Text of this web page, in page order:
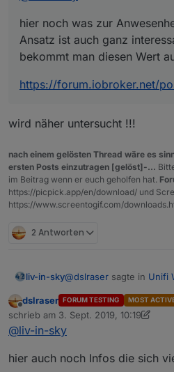
hier noch was zur
Ansatz ist auch ganz
bekommt man diesen Wert
https://forum.iobroker.net/
wird näher untersucht !!!
nach einem gelösten Thread wäre es
ersten Posts einzutragen [gelöst]-...
im Beitrag wenn er euch geholfen hat.
https://picpick.app/en/download/ und
https://www.screentogif.com/
2 Antworten
liv-in-sky@dslraser sagte in Unifi
@liv-in-sky
Der Ansatz ist auch
bekommt man diesen
wird näher untersucht !!!
Offline
dslraser FORUM TESTING MOST
schrieb am 3. Sept. 2019, 10:19
zuletzt editiert von dslraser9. März
@liv-in-sky
hier auch noch Infos die sich